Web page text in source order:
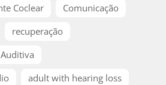
Coclear
Comunicação
recuperação
adult with hearing loss